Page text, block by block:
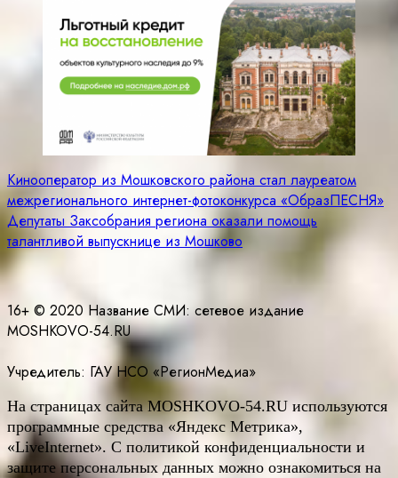
Навигация
по
записям
Кинооператор из Мошковского района стал лауреатом
межрегионального интернет-фотоконкурса «ОбразПЕСНЯ»
Депутаты Заксобрания региона оказали помощь
талантливой выпускнице из Мошково
16+ © 2020 Название СМИ: cетевое издание
MOSHKOVO-54.RU
Учредитель: ГАУ НСО «РегионМедиа»
На страницах сайтаMOSHKOVO-54.RU используются
программные средства «Яндекс Метрика»,
«LiveInternet». С политикой конфиденциальности и
защите персональных данных можно ознакомиться на